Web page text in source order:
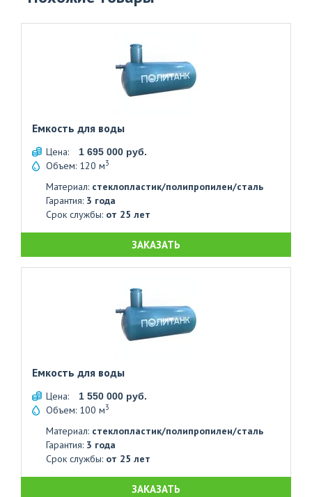
Емкость для воды
Цена: 1 695 000 руб.
Объем: 120 м3
Материал: стеклопластик/полипропилен/сталь
Гарантия: 3 года
Срок службы: от 25 лет
ЗАКАЗАТЬ
Емкость для воды
Цена: 1 550 000 руб.
Объем: 100 м3
Материал: стеклопластик/полипропилен/сталь
Гарантия: 3 года
Срок службы: от 25 лет
ЗАКАЗАТЬ